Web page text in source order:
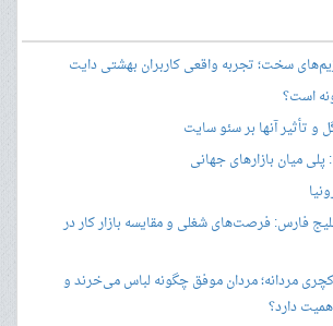
سخت؛ تجربه واقعی کاربران بهشتی دایت
است؟
و تأثیر آنها بر سئو سایت
میان بازارهای جهانی
فارس: فرصت‌های شغلی و مقایسه بازار کار در
مردانه؛ مردان موفق چگونه لباس می‌خرند و
دارد؟